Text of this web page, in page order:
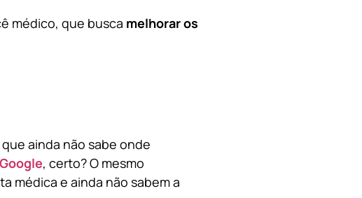
médico, que busca melhorar os
ainda não sabe onde
Google, certo? O mesmo
médica e ainda não sabem a